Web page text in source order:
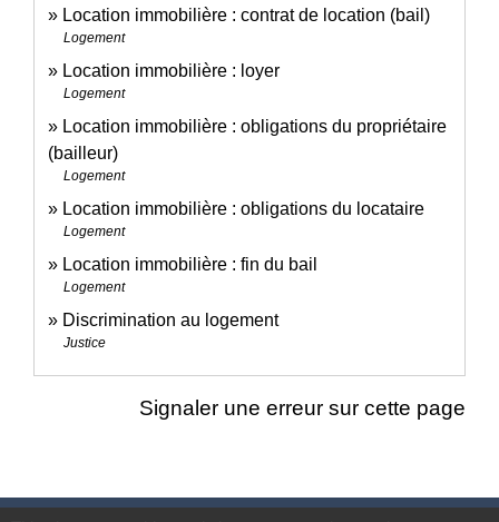
Location immobilière : contrat de location (bail)
Logement
Location immobilière : loyer
Logement
Location immobilière : obligations du propriétaire
(bailleur)
Logement
Location immobilière : obligations du locataire
Logement
Location immobilière : fin du bail
Logement
Discrimination au logement
Justice
Signaler une erreur sur cette page